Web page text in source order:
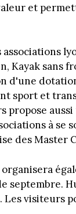
et
Kayak sans
d'une
sport et
propose
à se
des Master
septembre.
Les